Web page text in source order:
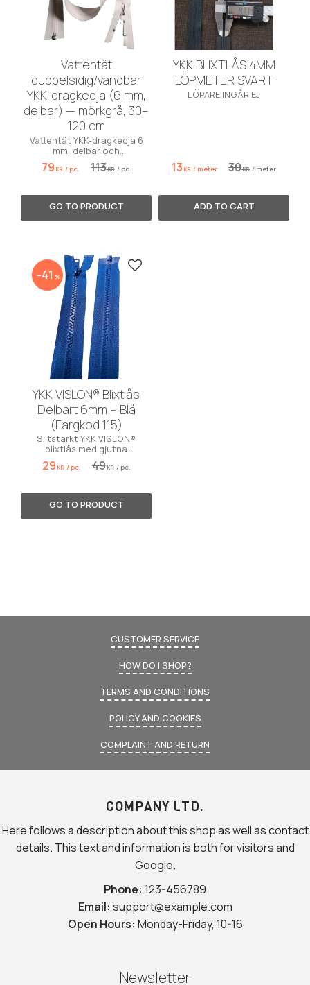
Vattentät
dubbelsidig/vändbar
YKK-dragkedja (6 mm,
delbar) — mörkgrå, 30–
120 cm
Vattentät YKK-dragkedja 6
mm, delbar och
vändbar/dubbelsidig i
mörkgrått. Längder 30–120 cm
79 KR /pc. 113KR /pc.
YKK BLIXTLÅS 4MM
LÖPMETER SVART
LÖPARE INGÅR EJ
13 KR / meter 30KR / meter
YKK VISLON® Blixtlås
Delbart 6mm – Blå
(Färgkod 115)
Slitstarkt YKK VISLON®
blixtlås med gjutna
plasttänder. Väderbeständigt
och perfekt för jackor!
29 KR /pc. 49KR /pc.
41 % Add to favorites
CUSTOMER SERVICE
HOW DO I SHOP?
TERMS AND CONDITIONS
POLICY AND COOKIES
COMPLAINT AND RETURN
COMPANY LTD.
Here follows a description about this shop as well as contact
details. This text and information is both for visitors and
Google.
Phone: 123-456789
Email: support@example.com
Open Hours: Monday-Friday, 10-16
Newsletter